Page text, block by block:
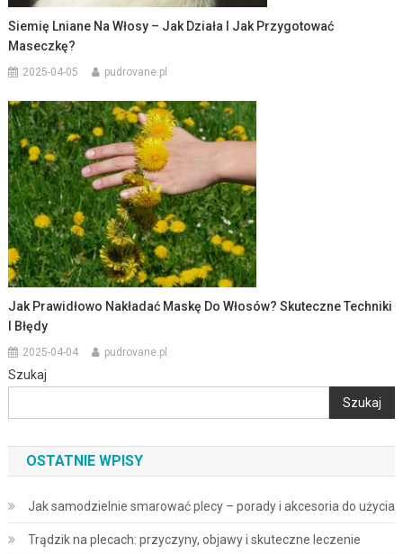
Siemię Lniane Na Włosy – Jak Działa I Jak Przygotować
Maseczkę?
2025-04-05 pudrovane.pl
Jak Prawidłowo Nakładać Maskę Do Włosów? Skuteczne Techniki
I Błędy
2025-04-04 pudrovane.pl
Szukaj
Szukaj
OSTATNIE WPISY
Jak samodzielnie smarować plecy – porady i akcesoria do użycia
Trądzik na plecach: przyczyny, objawy i skuteczne leczenie